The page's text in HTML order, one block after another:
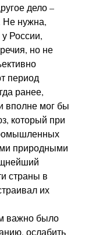
дело –
Не нужна,
России,
но не
период
ранее,
вполне мог бы
который при
природными
страны в
их
важно было
ослабить